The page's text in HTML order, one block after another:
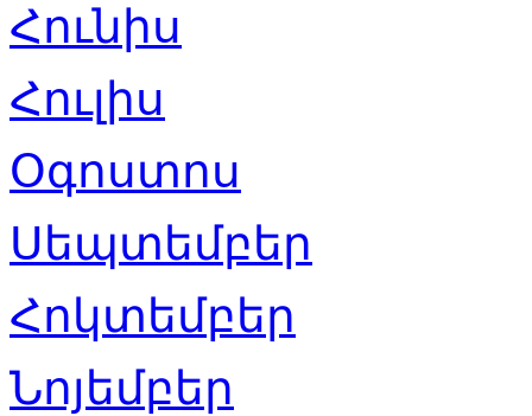
Հունիս
Հուլիս
Օգոստոս
Սեպտեմբեր
Հոկտեմբեր
Նոյեմբեր